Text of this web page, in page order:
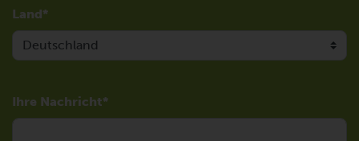
Land
Ihre Nachricht